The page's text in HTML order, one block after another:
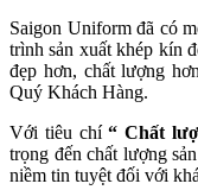
Saigon Uniform đã có
trình sản xuất khép kín
đẹp hơn, chất lượng
Quý Khách Hàng.
Với tiêu chí“ Chất
trọng đến chất lượng
niềm tin tuyệt đối với